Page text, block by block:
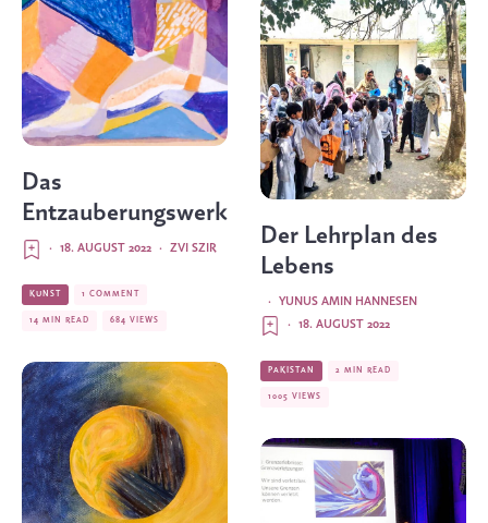
Das
Entzauberungswerk
ZVI SZIR
·
18. AUGUST 2022
·
KUNST 1 COMMENT
14 MIN READ 684 VIEWS
Der Lehrplan des
Lebens
YUNUS AMIN HANNESEN
·
18. AUGUST 2022
·
PAKISTAN 2 MIN READ
1005 VIEWS